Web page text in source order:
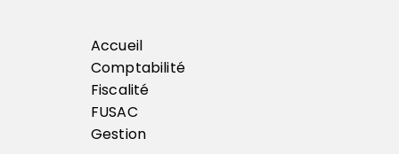
a
t
i
Accueil
Comptabilité
Fiscalité
FUSAC
Gestion